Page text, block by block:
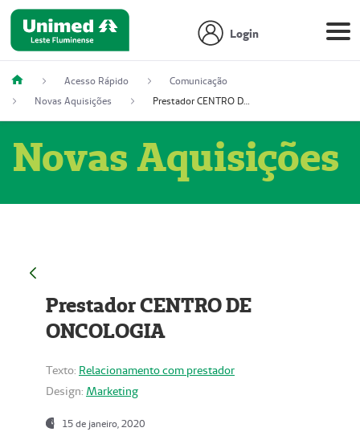
Login
Acesso Rápido
Comunicação
Novas Aquisições
Prestador CENTRO DE ONCOLOGIA
Novas Aquisições
Prestador CENTRO DE
ONCOLOGIA
Texto: Relacionamento com prestador
Design: Marketing
15 de janeiro, 2020